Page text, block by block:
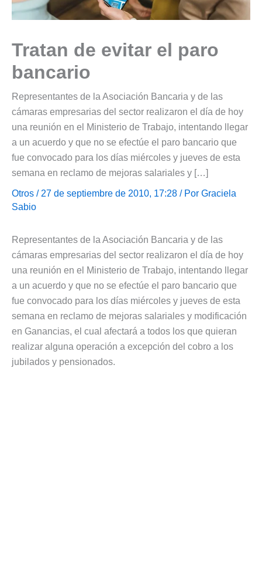
Tratan de evitar el paro
bancario
Representantes de la Asociación Bancaria y de las
cámaras empresarias del sector realizaron el día de hoy
una reunión en el Ministerio de Trabajo, intentando llegar
a un acuerdo y que no se efectúe el paro bancario que
fue convocado para los días miércoles y jueves de esta
semana en reclamo de mejoras salariales y […]
Otros / 27 de septiembre de 2010, 17:28 / Por Graciela
Sabio
Representantes de la Asociación Bancaria y de las
cámaras empresarias del sector realizaron el día de hoy
una reunión en el Ministerio de Trabajo, intentando llegar
a un acuerdo y que no se efectúe el paro bancario que
fue convocado para los días miércoles y jueves de esta
semana en reclamo de mejoras salariales y modificación
en Ganancias, el cual afectará a todos los que quieran
realizar alguna operación a excepción del cobro a los
jubilados y pensionados.